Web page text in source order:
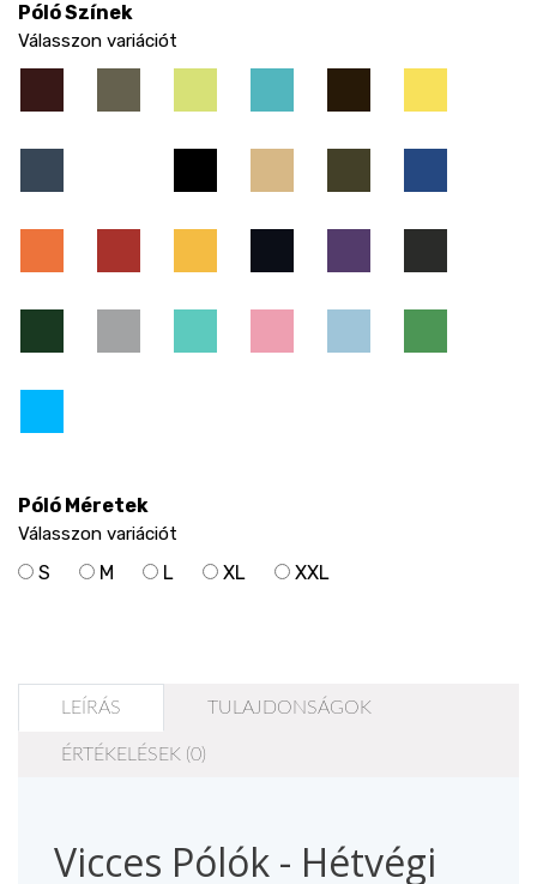
Póló Színek
Válasszon variációt
Póló Méretek
Válasszon variációt
S M L XL XXL
LEÍRÁS TULAJDONSÁGOK
ÉRTÉKELÉSEK (0)
Vicces Pólók - Hétvégi